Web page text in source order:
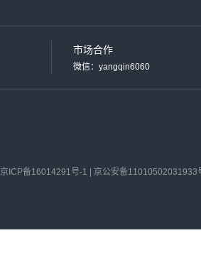
市场合作
微信：yangqin6060
京ICP备16014291号-1 | 京公安备11010502031933